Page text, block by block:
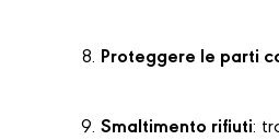
Proteggere le parti
Smaltimento rifiuti: